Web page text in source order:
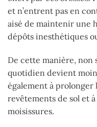
et n’entrent pas en
aisé de maintenir une
dépôts inesthétiques
De cette manière, non
quotidien devient
également à prolonger
revêtements de sol et
moisissures.